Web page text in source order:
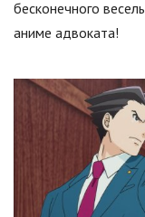
бесконечного
аниме адвоката!